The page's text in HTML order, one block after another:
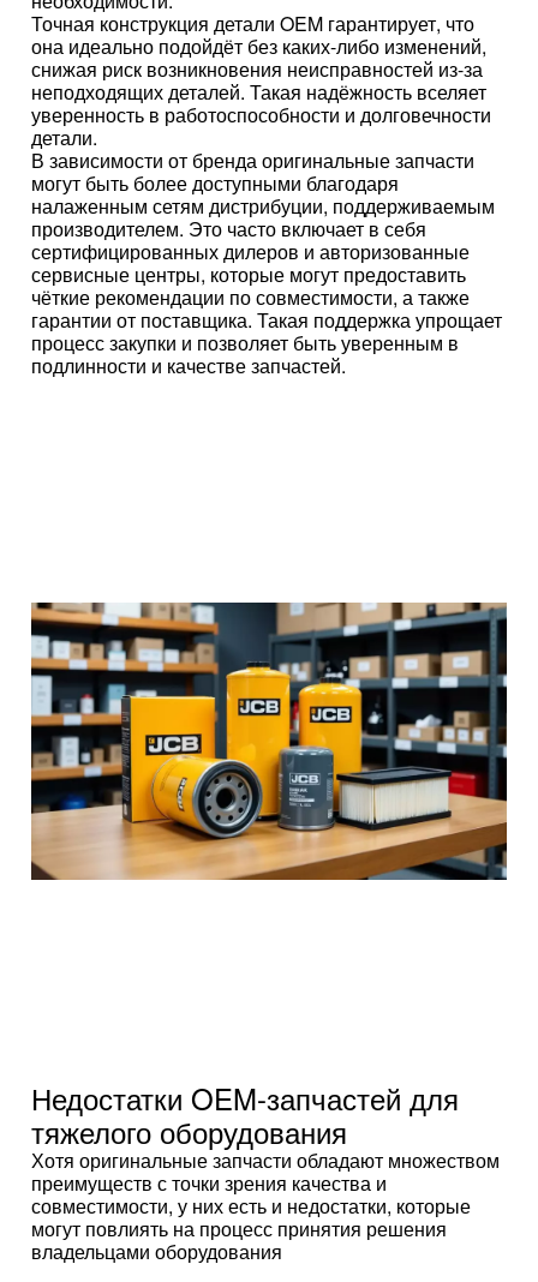
Точная конструкция детали OEM гарантирует, что
она идеально подойдёт без каких-либо изменений,
снижая риск возникновения неисправностей из-за
неподходящих деталей. Такая надёжность вселяет
уверенность в работоспособности и долговечности
детали.
В зависимости от бренда оригинальные запчасти
могут быть более доступными благодаря
налаженным сетям дистрибуции, поддерживаемым
производителем. Это часто включает в себя
сертифицированных дилеров и авторизованные
сервисные центры, которые могут предоставить
чёткие рекомендации по совместимости, а также
гарантии от поставщика. Такая поддержка упрощает
процесс закупки и позволяет быть уверенным в
подлинности и качестве запчастей.
Недостатки OEM-запчастей для
тяжелого оборудования
Хотя оригинальные запчасти обладают множеством
преимуществ с точки зрения качества и
совместимости, у них есть и недостатки, которые
могут повлиять на процесс принятия решения
владельцами оборудования